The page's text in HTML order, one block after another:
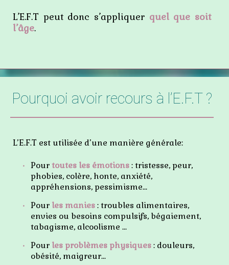
L’E.F.T peut donc s’appliquer quel que soit
l’âge.
Pourquoi avoir recours à l’E.F.T ?
L’E.F.T est utilisée d’une manière générale:
Pourtoutes les émotions: tristesse, peur,
phobies, colère, honte, anxiété,
appréhensions, pessimisme...
Pour les manies: troubles alimentaires,
envies ou besoins compulsifs, bégaiement,
tabagisme, alcoolisme ...
Pour les problèmes physiques: douleurs,
obésité, maigreur...